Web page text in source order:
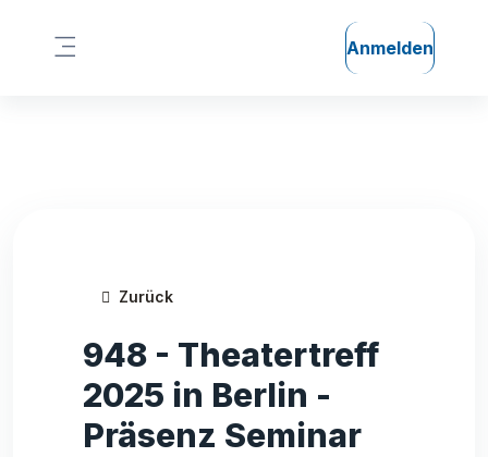
Anmelden
Zurück
948 - Theatertreff
2025 in Berlin -
Präsenz Seminar